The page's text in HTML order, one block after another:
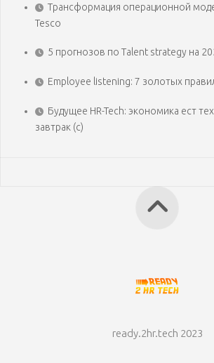
Трансформация операционной
Tesco
5 прогнозов по Talent strategy на
Employee listening: 7 золотых
Будущее HR-Tech: экономика ест
завтрак (с)
ready.2hr.tech 2023